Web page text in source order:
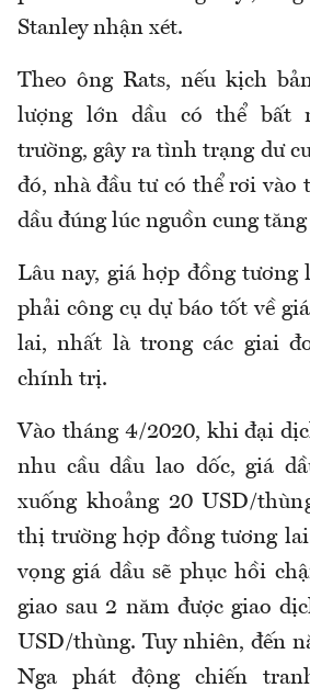
Stanley nhận xét.
Theo ông Rats, nếu kịch
lượng lớn dầu có thể bất
trường, gây ra tình trạng dư
đó, nhà đầu tư có thể rơi vào
dầu đúng lúc nguồn cung
Lâu nay, giá hợp đồng
phải công cụ dự báo tốt về
lai, nhất là trong các giai
chính trị.
Vào tháng 4/2020, khi đại
nhu cầu dầu lao dốc, giá
xuống khoảng 20 USD/
thị trường hợp đồng tương
vọng giá dầu sẽ phục hồi
giao sau 2 năm được giao
USD/thùng. Tuy nhiên, đến
Nga phát động chiến